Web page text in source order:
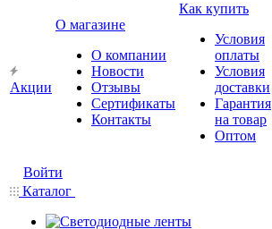
Акции
О магазине
О компании
Новости
Отзывы
Сертификаты
Контакты
Как купить
Условия
оплаты
Условия
доставки
Гарантия
на товар
Оптом
Войти
Каталог